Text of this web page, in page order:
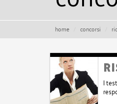
home concorsi
I